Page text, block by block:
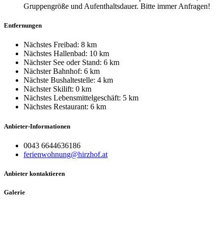
Gruppengröße und Aufenthaltsdauer. Bitte immer Anfragen!
Entfernungen
Nächstes Freibad: 8 km
Nächstes Hallenbad: 10 km
Nächster See oder Stand: 6 km
Nächster Bahnhof: 6 km
Nächste Bushaltestelle: 4 km
Nächster Skilift: 0 km
Nächstes Lebensmittelgeschäft: 5 km
Nächstes Restaurant: 6 km
Anbieter-Informationen
0043 6644636186
ferienwohnung@hirzhof.at
Anbieter kontaktieren
Galerie